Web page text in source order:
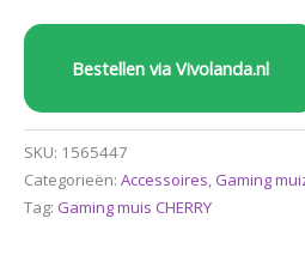
Bestellen via Vivolanda.nl
SKU: 1565447
Categorieën: Accessoires, Gaming
Tag: Gaming muis CHERRY